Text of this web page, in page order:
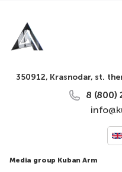
350912, Krasnodar, st.
8 (800)
Media group Kuban Arm